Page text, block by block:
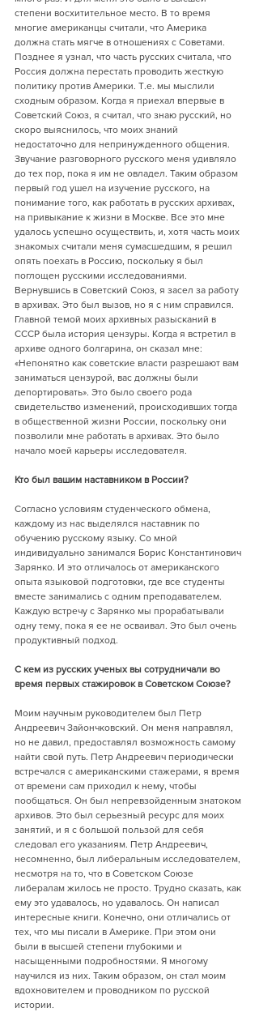
степени восхитительное место. В то время
многие американцы считали, что Америка
должна стать мягче в отношениях с Советами.
Позднее я узнал, что часть русских считала, что
Россия должна перестать проводить жесткую
политику против Америки. Т.е. мы мыслили
сходным образом. Когда я приехал впервые в
Советский Союз, я считал, что знаю русский, но
скоро выяснилось, что моих знаний
недостаточно для непринужденного общения.
Звучание разговорного русского меня удивляло
до тех пор, пока я им не овладел. Таким образом
первый год ушел на изучение русского, на
понимание того, как работать в русских архивах,
на привыкание к жизни в Москве. Все это мне
удалось успешно осуществить, и, хотя часть моих
знакомых считали меня сумасшедшим, я решил
опять поехать в Россию, поскольку я был
поглощен русскими исследованиями.
Вернувшись в Советский Союз, я засел за работу
в архивах. Это был вызов, но я с ним справился.
Главной темой моих архивных разысканий в
СССР была история цензуры. Когда я встретил в
архиве одного болгарина, он сказал мне:
«Непонятно как советские власти разрешают вам
заниматься цензурой, вас должны были
депортировать». Это было своего рода
свидетельство изменений, происходивших тогда
в общественной жизни России, поскольку они
позволили мне работать в архивах. Это было
начало моей карьеры исследователя.
Кто был вашим наставником в России?
Согласно условиям студенческого обмена,
каждому из нас выделялся наставник по
обучению русскому языку. Со мной
индивидуально занимался Борис Константинович
Зарянко. И это отличалось от американского
опыта языковой подготовки, где все студенты
вместе занимались с одним преподавателем.
Каждую встречу с Зарянко мы прорабатывали
одну тему, пока я ее не осваивал. Это был очень
продуктивный подход.
С кем из русских ученых вы сотрудничали во
время первых стажировок в Советском Союзе?
Моим научным руководителем был Петр
Андреевич Зайончковский. Он меня направлял,
но не давил, предоставлял возможность самому
найти свой путь. Петр Андреевич периодически
встречался с американскими стажерами, я время
от времени сам приходил к нему, чтобы
пообщаться. Он был непревзойденным знатоком
архивов. Это был серьезный ресурс для моих
занятий, и я с большой пользой для себя
следовал его указаниям. Петр Андреевич,
несомненно, был либеральным исследователем,
несмотря на то, что в Советском Союзе
либералам жилось не просто. Трудно сказать, как
ему это удавалось, но удавалось. Он написал
интересные книги. Конечно, они отличались от
тех, что мы писали в Америке. При этом они
были в высшей степени глубокими и
насыщенными подробностями. Я многому
научился из них. Таким образом, он стал моим
вдохновителем и проводником по русской
истории.